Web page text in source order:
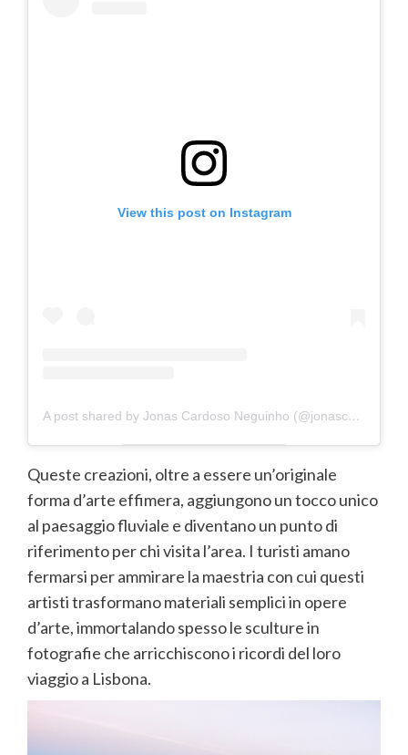
View this post on Instagram
A post shared by Jonas Cardoso Neguinho (@jonascardosoneguinho)
Queste creazioni, oltre a essere un’originale
forma d’arte effimera, aggiungono un tocco unico
al paesaggio fluviale e diventano un punto di
riferimento per chi visita l’area. I turisti amano
fermarsi per ammirare la maestria con cui questi
artisti trasformano materiali semplici in opere
d’arte, immortalando spesso le sculture in
fotografie che arricchiscono i ricordi del loro
viaggio a Lisbona.